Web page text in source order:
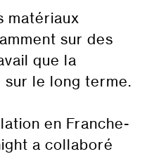
matériaux
sur des
que la
sur le long terme.
en Franche-
a collaboré